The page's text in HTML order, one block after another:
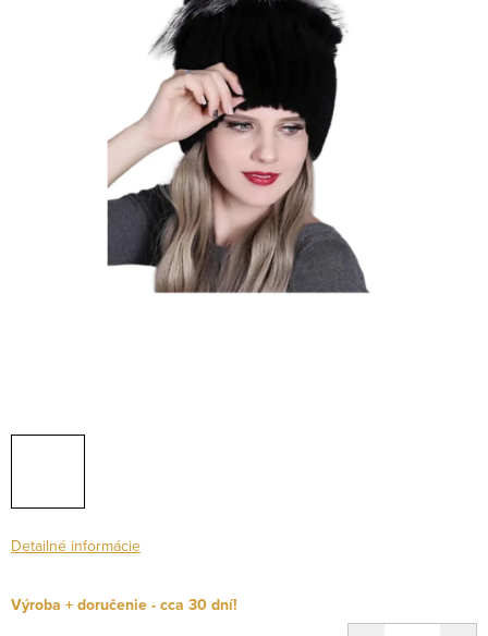
Detailné informácie
Výroba + doručenie - cca 30 dní!